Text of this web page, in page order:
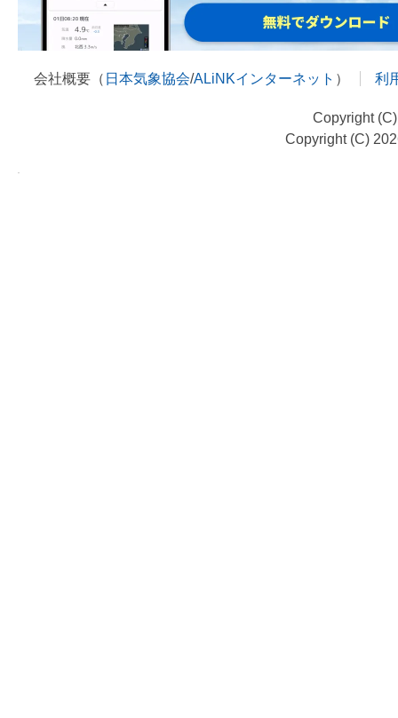
会社概要（ 日本気象協会/ALiNKインターネット ） 利
Copyright
Copyright (C)